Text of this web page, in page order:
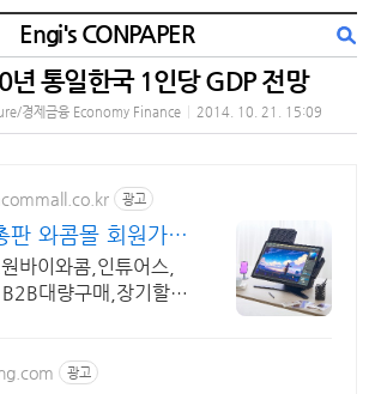
Engi's CONPAPER
년 통일한국 1인당 GDP 전망
경제금융 Economy Finance 2014. 10. 21. 15:09
광고
판 와콤몰 회원가입
제공!
바이와콤,인튜어스,
대량구매,장기할부
광고